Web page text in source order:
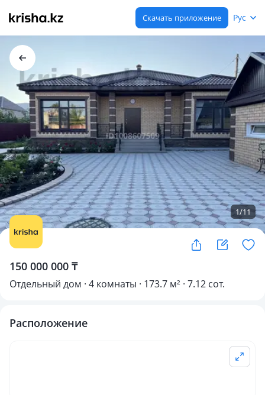
Скачать приложение Рус
1/11
150 000 000 ₸
Отдельный дом · 4 комнаты · 173.7 м² · 7.12 сот.
Расположение